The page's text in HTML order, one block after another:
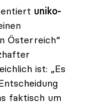
uniko-
Österreich“
ist: „Es
faktisch um